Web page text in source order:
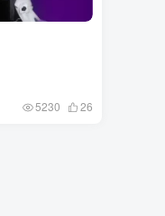
5230 26